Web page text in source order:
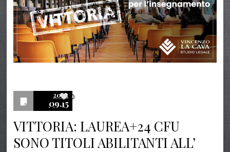
2022
09.15
0
VITTORIA: LAUREA+24 CFU
SONO TITOLI ABILITANTI ALL’